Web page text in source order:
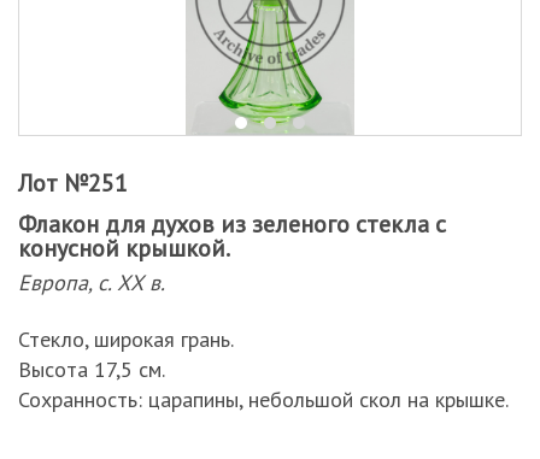
Лот №251
Флакон для духов из зеленого стекла с
конусной крышкой.
Европа, с. ХХ в.
Стекло, широкая грань.
Высота 17,5 см.
Сохранность: царапины, небольшой скол на крышке.